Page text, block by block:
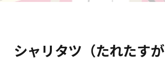
シャリタツ（たれたすが